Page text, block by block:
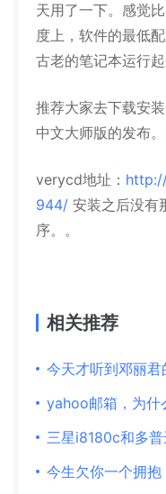
天用了一下。感觉
度上，软件的最低
古老的笔记本运行
推荐大家去下载安
中文大师版的发布
verycd地址：
944/ 安装之后没有
序。。
相关推荐
今天才听到邓丽君
yahoo邮箱，为什
三星i8180c和多
今生欠你一个拥抱